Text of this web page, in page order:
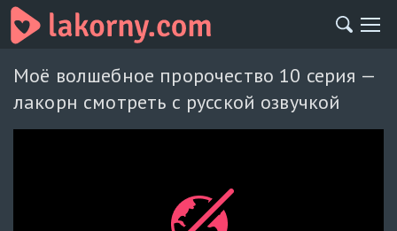
Моё волшебное пророчество 10 серия —
лакорн смотреть с русской озвучкой